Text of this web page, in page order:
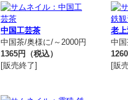
中国工芸茶
中国茶/奥様に/～2000円
1365円（税込）
[販売終了]
老
中
[販